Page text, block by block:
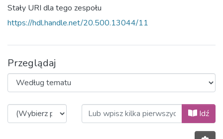
Stały URI dla tego zespołu
https://hdl.handle.net/20.500.13044/11
Przeglądaj
Przeglądanie Wydawnictwo Idź